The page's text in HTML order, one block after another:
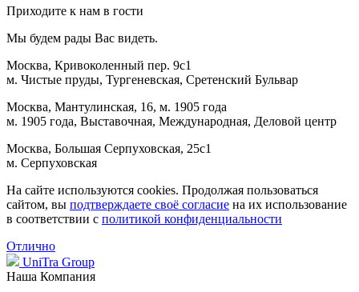
Приходите к нам в гости
Мы будем рады Вас видеть.
Москва, Кривоколенный пер. 9c1
м. Чистые пруды, Тургеневская, Сретенский Бульвар
Москва, Мантулинская, 16, м. 1905 года
м. 1905 года, Выставочная, Международная, Деловой центр
Москва, Большая Серпуховская, 25с1
м. Серпуховская
На сайте используются cookies. Продолжая пользоваться
сайтом, вы подтверждаете своё согласие на их использование
в соответствии с политикой конфиденциальности
Отлично
UniTra Group
Наша Компания